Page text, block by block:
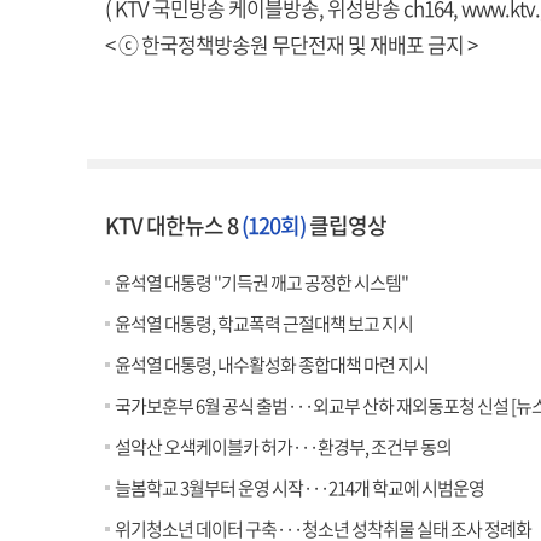
( KTV 국민방송 케이블방송, 위성방송 ch164,
< ⓒ 한국정책방송원 무단전재 및 재배포 금지 >
KTV 대한뉴스 8(120회)클립영상
윤석열 대통령 "기득권 깨고 공정한 시스템"
윤석열 대통령, 학교폭력 근절대책 보고 지시
윤석열 대통령, 내수활성화 종합대책 마련 지시
국가보훈부 6월 공식 출범···외교부 산하 재외동포청 신설 [뉴
설악산 오색케이블카 허가···환경부, 조건부 동의
늘봄학교 3월부터 운영 시작···214개 학교에 시범운영
위기청소년 데이터 구축···청소년 성착취물 실태 조사 정례화